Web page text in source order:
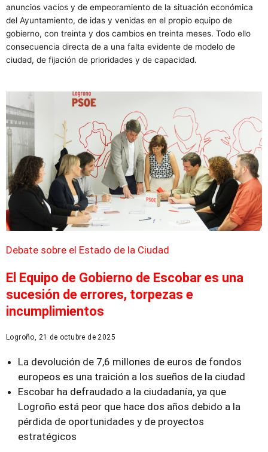
anuncios vacíos y de empeoramiento de la situación económica
del Ayuntamiento, de idas y venidas en el propio equipo de
gobierno, con treinta y dos cambios en treinta meses. Todo ello
consecuencia directa de a una falta evidente de modelo de
ciudad, de fijación de prioridades y de capacidad.
Debate sobre el Estado de la Ciudad
El Equipo de Gobierno de Escobar es una
sucesión de errores, torpezas e
incumplimientos
Logroño, 21 de octubre de 2025
La devolución de 7,6 millones de euros de fondos
europeos es una traición a los sueños de la ciudad
Escobar ha defraudado a la ciudadanía, ya que
Logroño está peor que hace dos años debido a la
pérdida de oportunidades y de proyectos
estratégicos